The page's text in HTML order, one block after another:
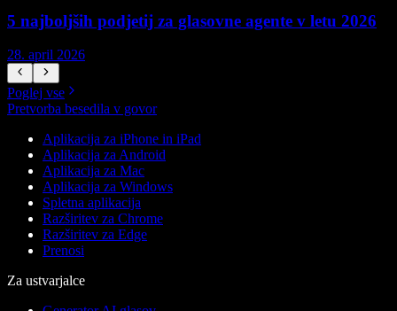
5 najboljših podjetij za glasovne agente v letu 2026
28. april 2026
Poglej vse
Pretvorba besedila v govor
Aplikacija za iPhone in iPad
Aplikacija za Android
Aplikacija za Mac
Aplikacija za Windows
Spletna aplikacija
Razširitev za Chrome
Razširitev za Edge
Prenosi
Za ustvarjalce